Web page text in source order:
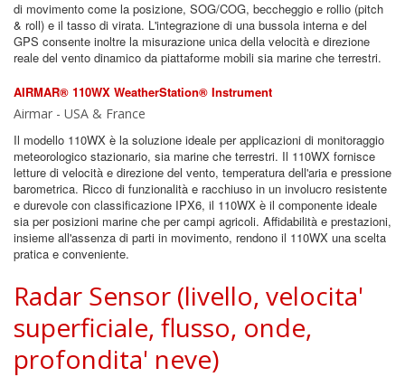
di movimento come la posizione, SOG/COG, beccheggio e rollio (pitch
& roll) e il tasso di virata. L'integrazione di una bussola interna e del
GPS consente inoltre la misurazione unica della velocità e direzione
reale del vento dinamico da piattaforme mobili sia marine che terrestri.
AIRMAR® 110WX WeatherStation® Instrument
Airmar - USA & France
Il modello 110WX è la soluzione ideale per applicazioni di monitoraggio
meteorologico stazionario, sia marine che terrestri. Il 110WX fornisce
letture di velocità e direzione del vento, temperatura dell'aria e pressione
barometrica. Ricco di funzionalità e racchiuso in un involucro resistente
e durevole con classificazione IPX6, il 110WX è il componente ideale
sia per posizioni marine che per campi agricoli. Affidabilità e prestazioni,
insieme all'assenza di parti in movimento, rendono il 110WX una scelta
pratica e conveniente.
Radar Sensor (livello, velocita'
superficiale, flusso, onde,
profondita' neve)